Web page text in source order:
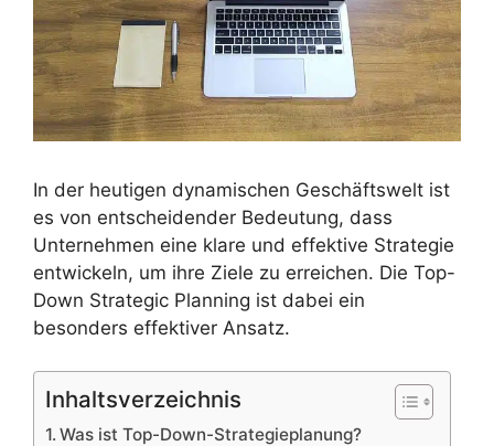
In der heutigen dynamischen Geschäftswelt ist
es von entscheidender Bedeutung, dass
Unternehmen eine klare und effektive Strategie
entwickeln, um ihre Ziele zu erreichen. Die Top-
Down Strategic Planning ist dabei ein
besonders effektiver Ansatz.
Inhaltsverzeichnis
Was ist Top-Down-Strategieplanung?